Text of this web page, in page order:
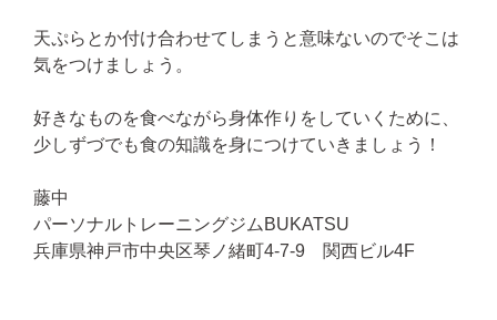
天ぷらとか付け合わせてしまうと意味ないのでそこは
気をつけましょう。
好きなものを食べながら身体作りをしていくために、
少しずづでも食の知識を身につけていきましょう！
藤中
パーソナルトレーニングジムBUKATSU
兵庫県神戸市中央区琴ノ緒町4-7-9 関西ビル4F